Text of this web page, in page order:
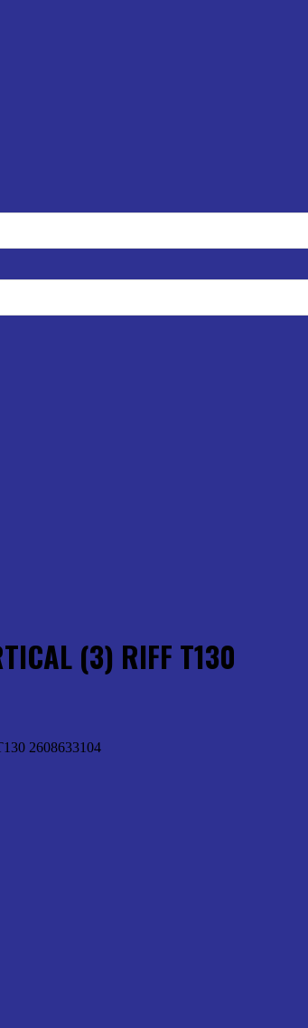
(3) RIFF T130
2608633104